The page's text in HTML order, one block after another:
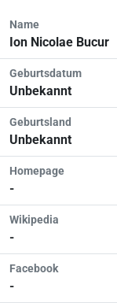
Name
Ion Nicolae Bucur
Geburtsdatum
Unbekannt
Geburtsland
Unbekannt
Homepage
-
Wikipedia
-
Facebook
-